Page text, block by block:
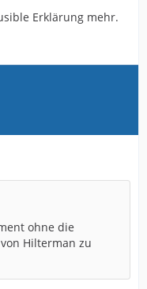
Erklärung mehr.
ohne die
Hilterman zu